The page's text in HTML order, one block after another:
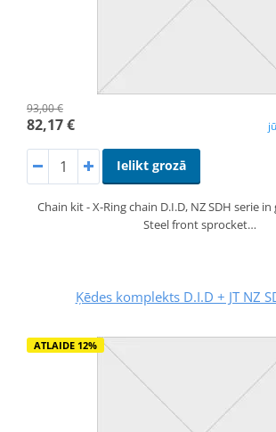
93,00 €
82,17 €
Ielikt grozā
Chain kit - X-Ring chain D.I.D, NZ SDH serie
Steel front sprocket…
Ķēdes komplekts D.I.D + JT NZ
ATLAIDE 12%